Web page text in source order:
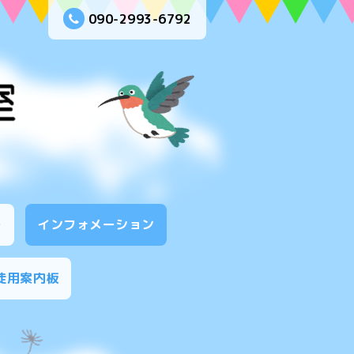
090-2993-6792
インフォメーション
用案内板